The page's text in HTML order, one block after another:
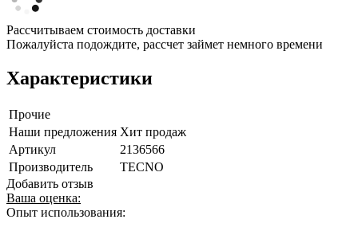
Рассчитываем стоимость доставки
Пожалуйста подождите, рассчет займет немного времени
Характеристики
Прочие
Наши предложения Хит продаж
Артикул
2136566
Производитель
TECNO
Добавить отзыв
Ваша оценка:
Опыт использования: